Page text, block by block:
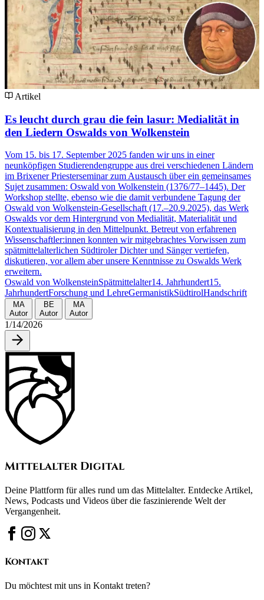
Artikel
Es leucht durch grau die fein lasur: Medialität in
den Liedern Oswalds von Wolkenstein
Vom 15. bis 17. September 2025 fanden wir uns in einer
neunköpfigen Studierendengruppe aus drei verschiedenen Ländern
im Brixener Priesterseminar zum Austausch über ein gemeinsames
Sujet zusammen: Oswald von Wolkenstein (1376/77–1445). Der
Workshop stellte, ebenso wie die damit verbundene Tagung der
Oswald von Wolkenstein-Gesellschaft (17.–20.9.2025), das Werk
Oswalds vor dem Hintergrund von Medialität, Materialität und
Kontextualisierung in den Mittelpunkt. Betreut von erfahrenen
Wissenschaftler:innen konnten wir mitgebrachtes Vorwissen zum
spätmittelalterlichen Südtiroler Dichter und Sänger vertiefen,
diskutieren, vor allem aber unsere Kenntnisse zu Oswalds Werk
erweitern.
Oswald von WolkensteinSpätmittelalter14. Jahrhundert15.
JahrhundertForschung und LehreGermanistikSüdtirolHandschrift
MA
Autor
BE
Autor
MA
Autor
1/14/2026
Mittelalter Digital
Deine Plattform für alles rund um das Mittelalter. Entdecke Artikel,
News, Podcasts und Videos über die faszinierende Welt der
Vergangenheit.
Kontakt
Du möchtest mit uns in Kontakt treten?